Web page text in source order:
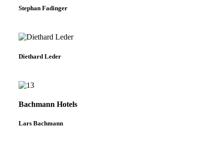
Stephan Fadinger
Diethard Leder
Bachmann Hotels
Lars Bachmann